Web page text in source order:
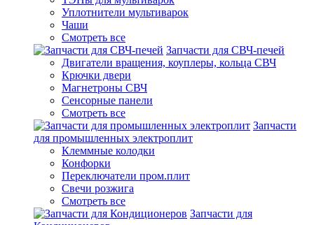
Уплотнители мультиварок
Чаши
Смотреть все
Запчасти для СВЧ-печей
Двигатели вращения, коуплеры, кольца СВЧ
Крючки двери
Магнетроны СВЧ
Сенсорные панели
Смотреть все
Запчасти
для промышленных электроплит
Клеммные колодки
Конфорки
Переключатели пром.плит
Свечи розжига
Смотреть все
Запчасти для